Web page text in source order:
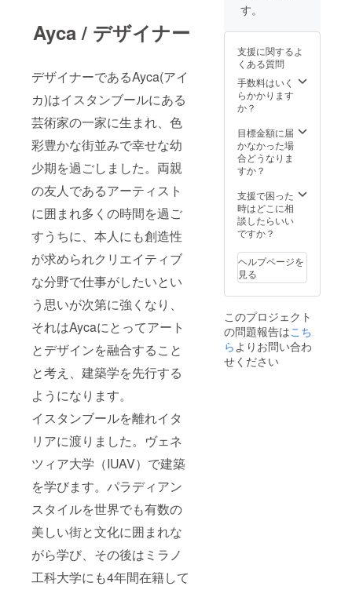
Ayca / デザイナー
デザイナーであるAyca(アイ
カ)はイスタンブールにある
芸術家の一家に生まれ、色
彩豊かな街並みで幸せな幼
少期を過ごしました。両親
の友人であるアーティスト
に囲まれ多くの時間を過ご
すうちに、本人にも創造性
が求められクリエイティブ
な分野で仕事がしたいとい
う思いが次第に強くなり、
それはAycaにとってアート
とデザインを融合すること
と考え、建築学を先行する
ようになります。
イスタンブールを離れイタ
リアに渡りました。ヴェネ
ツィア大学（IUAV）で建築
を学びます。パラディアン
スタイルを世界でも有数の
美しい街と文化に囲まれな
がら学び、その後はミラノ
工科大学にも4年間在籍して
す。写
ヤホン
及びサ
ングラ
スは付
属いた
ん。
す。
支援に関するよ
くある質問
手数料はいく
らかかります
か？
目標金額に届
かなかった場
合どうなりま
すか？
支援で困った
時はどこに相
談したらいい
ですか？
ヘルプページを
見る
このプロジェクト
の問題報告はこち
ら よりお問い合わ
せください